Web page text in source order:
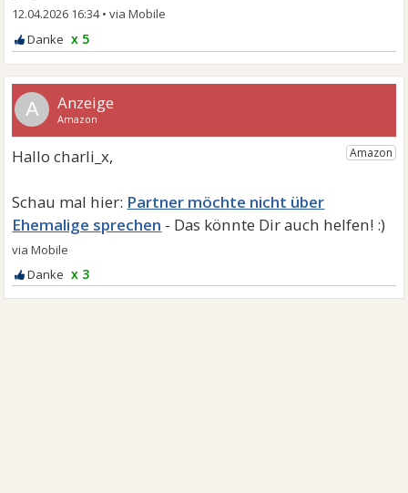
12.04.2026 16:34•
x 5
A
Partner möchte nicht über
Ehemalige sprechen
x 3